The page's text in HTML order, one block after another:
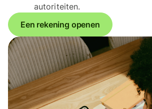
autoriteiten.
Een rekening openen